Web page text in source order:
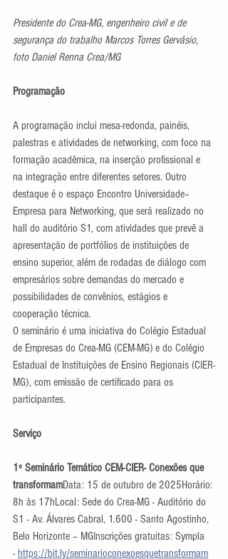
Presidente do Crea-MG, engenheiro civil e de
segurança do trabalho Marcos Torres Gervásio,
foto Daniel Renna Crea/MG
Programação
A programação inclui mesa-redonda, painéis,
palestras e atividades de networking, com foco na
formação acadêmica, na inserção profissional e
na integração entre diferentes setores. Outro
destaque é o espaço Encontro Universidade–
Empresa para Networking, que será realizado no
hall do auditório S1, com atividades que prevê a
apresentação de portfólios de instituições de
ensino superior, além de rodadas de diálogo com
empresários sobre demandas do mercado e
possibilidades de convênios, estágios e
cooperação técnica.
O seminário é uma iniciativa do Colégio Estadual
de Empresas do Crea-MG (CEM-MG) e do Colégio
Estadual de Instituições de Ensino Regionais (CIER-
MG), com emissão de certificado para os
participantes.
Serviço
1º Seminário Temático CEM-CIER- Conexões que
transformamData: 15 de outubro de 2025Horário:
8h às 17hLocal: Sede do Crea-MG - Auditório do
S1 - Av. Álvares Cabral, 1.600 - Santo Agostinho,
Belo Horizonte – MGInscrições gratuitas: Sympla
- https://bit.ly/seminarioconexoesquetransformam